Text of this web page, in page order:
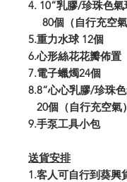
4. 10“乳膠/珍珠色氣
80個（自行充空氣
5.重力水球 12個
6.心形絲花花瓣佈置
7.電子蠟燭24個
8.8“心心乳膠/珍珠
20個（自行充空氣）
9.手泵工具小包
送貨安排
1.客人可自行到葵興